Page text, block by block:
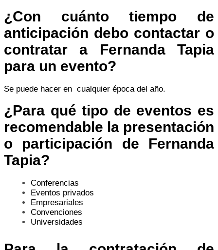
¿Con cuánto tiempo de
anticipación debo contactar o
contratar a Fernanda Tapia
para un evento?
Se puede hacer en cualquier época del año.
¿Para qué tipo de eventos es
recomendable la presentación
o participación de Fernanda
Tapia?
Conferencias
Eventos privados
Empresariales
Convenciones
Universidades